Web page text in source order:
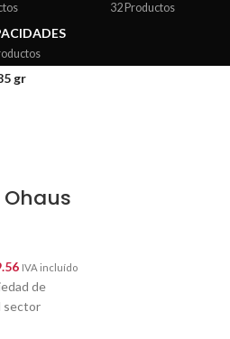
32 Productos
gr
IVA incluído
de
sector